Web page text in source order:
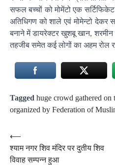
सफल बच्चों को मोमेंटो एक
अतिधिगण को शाले एवं मोमेन्टो देकर
बनाने में डायरेक्टर खुशबू खान,
तहजीब समेत कई लोगों का अहम रोल
Tagged huge crowd gathered on
organized by Federation of
Post
navigation
⟵
श्याम नगर शिव मंदिर पर दुतीय शिव
विवाह सम्पन्न हुआ